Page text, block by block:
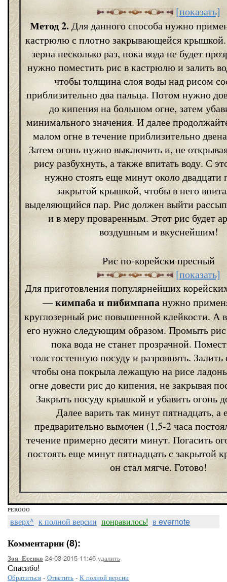
[показать]
Метод 2.Для данного способа нужно
кастрюлю с плотно закрывающейся
зерна несколько раз, пока вода не будет
нужно поместить рис в кастрюлю и залить
чтобы толщина слоя воды над рисом
приблизительно два пальца. Потом нужно
до кипения на большом огне, затем
минимального значения. И далее
малом огне в течение приблизительно
Затем огонь нужно выключить и, не
рису разбухнуть, а также впитать воду. С
нужно стоять еще минут около двадцати
закрытой крышкой, чтобы в него
выделяющийся пар. Рис должен выйти
и в меру проваренным. Этот рис будет
воздушным и вкуснейшим!
Рис по-корейски пресный
[показать]
Для приготовления популярнейших
—кимпаба и пибимпапанужно
круглозерный рис повышенной клейкости. А
его нужно следующим образом. Промыть рис
пока вода не станет прозрачной.
толстостенную посуду и разровнять. Залить
чтобы она покрыла лежащую на рисе
огне довести рис до кипения, не закрывая
Закрыть посуду крышкой и убавить огонь
Далее варить так минут пятнадцать, а
предварительно вымочен (1,5-2 часа
течение примерно десяти минут. Погасить
постоять еще минут пятнадцать с закрытой
он стал мягче. Готово!
PEROOO
вверх^ к полной версии понравилось! в evernote
Комментарии (8):
Зоя_Есенко 24-03-2015-11:46 удалить
Спасибо!
Обратиться - Ответить - К полной версии